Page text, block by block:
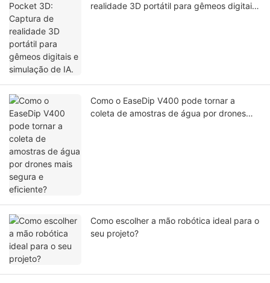
realidade 3D portátil para gêmeos digitais
Como o EaseDip V400 pode tornar a
coleta de amostras de água por drones
Como escolher a mão robótica ideal para o
seu projeto?